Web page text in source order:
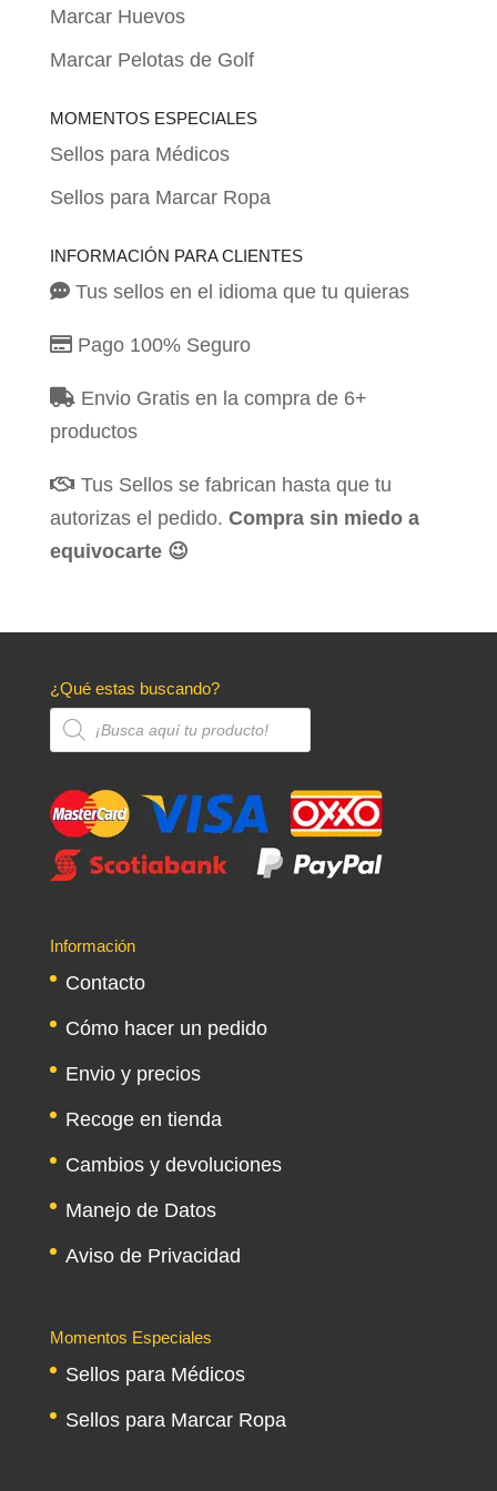
Marcar Huevos
Marcar Pelotas de Golf
MOMENTOS ESPECIALES
Sellos para Médicos
Sellos para Marcar Ropa
INFORMACIÓN PARA CLIENTES
Tus sellos en el idioma que tu quieras
Pago 100% Seguro
Envio Gratis en la compra de 6+
productos
Tus Sellos se fabrican hasta que tu
autorizas el pedido. Compra sin miedo a
equivocarte 😉
¿Qué estas buscando?
Búsqueda
productos
Información
Contacto
Cómo hacer un pedido
Envio y precios
Recoge en tienda
Cambios y devoluciones
Manejo de Datos
Aviso de Privacidad
Momentos Especiales
Sellos para Médicos
Sellos para Marcar Ropa